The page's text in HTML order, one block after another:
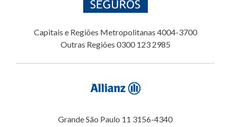
Capitais e Regiões Metropolitanas 4004-3700
Outras Regiões 0300 123 2985
Grande São Paulo 11 3156-4340